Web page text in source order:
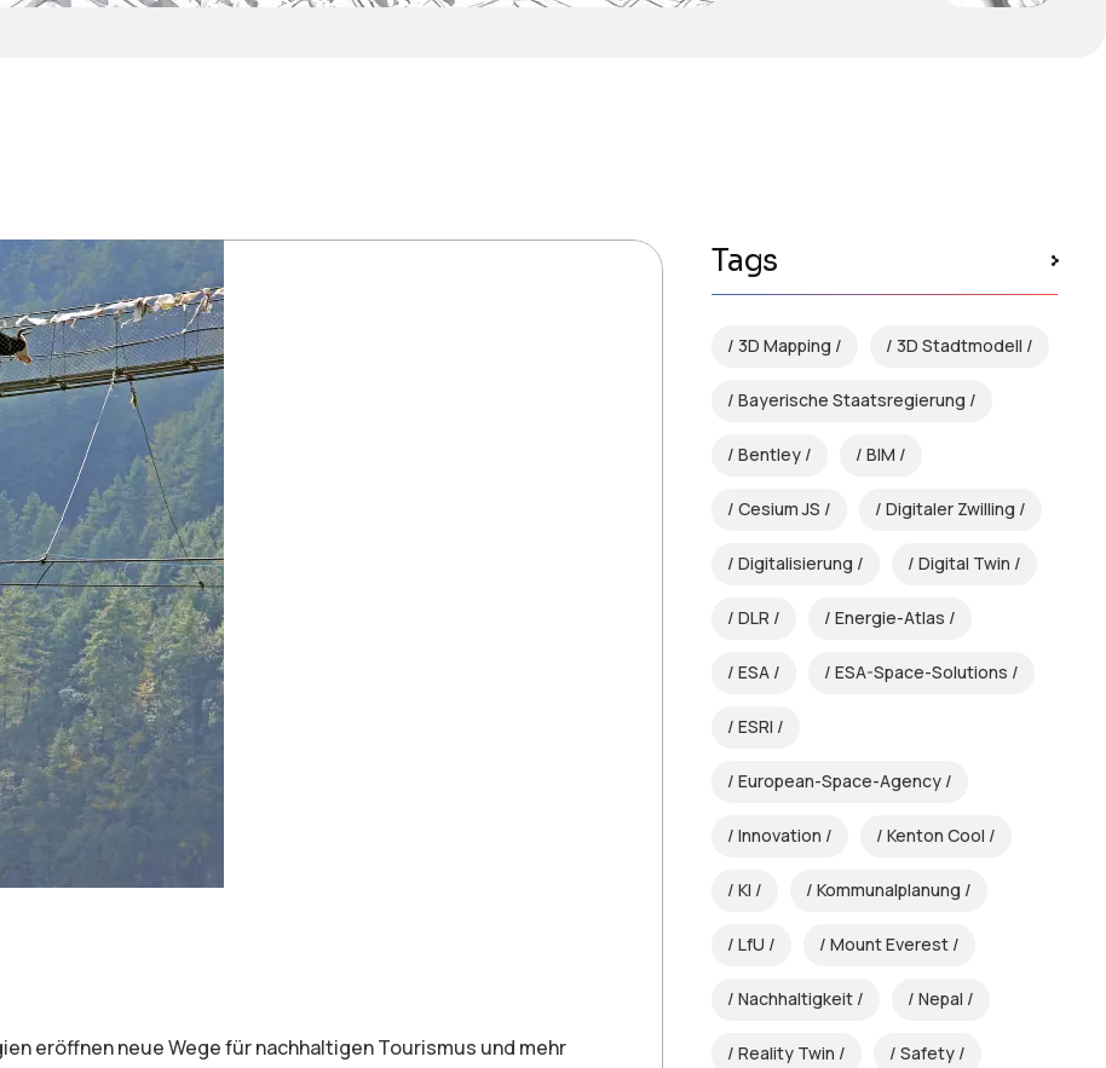
eröffnen neue Wege für nachhaltigen Tourismus und mehr
Tags
3D Mapping 3D Stadtmodell
Bayerische Staatsregierung
Bentley BIM
Cesium JS Digitaler Zwilling
Digitalisierung Digital Twin
DLR Energie-Atlas
ESA ESA-Space-Solutions
ESRI
European-Space-Agency
Innovation Kenton Cool
KI Kommunalplanung
LfU Mount Everest
Nachhaltigkeit Nepal
Reality Twin Safety